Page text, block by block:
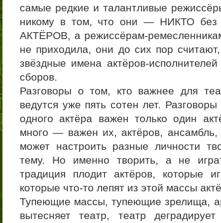
самые редкие и талантливые
никому в том, что они — НИКТО без
АКТЁРОВ, а режиссёрам-
не приходила, они до сих пор
звёздные имена актёров-
сборов.
Разговоры о том, кто важнее для
ведутся уже пять сотен лет.
одного актёра важен только один
много — важен их, актёров,
может настроить разные личности
тему. Но именно творить, а не
традиция плодит актёров, которые
которые что-то лепят из этой массы
Тупеющие массы, тупеющие зрелища,
вытесняет театр, театр